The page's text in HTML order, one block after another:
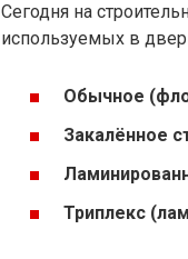
Сегодня на
используемых в
Обычное
Закалённое
Триплекс